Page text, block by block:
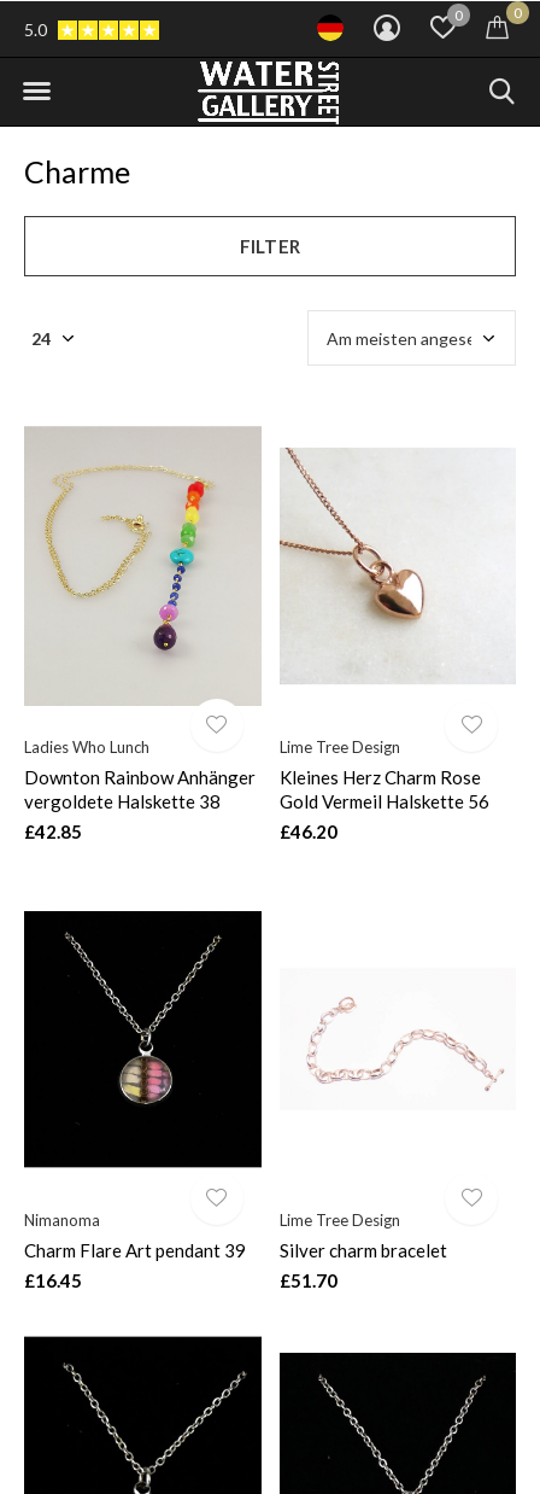
0 0
5.0
Charme
FILTER
Ladies Who Lunch
Downton Rainbow Anhänger
vergoldete Halskette 38
£42.85
Lime Tree Design
Kleines Herz Charm Rose
Gold Vermeil Halskette 56
£46.20
Nimanoma
Charm Flare Art pendant 39
£16.45
Lime Tree Design
Silver charm bracelet
£51.70